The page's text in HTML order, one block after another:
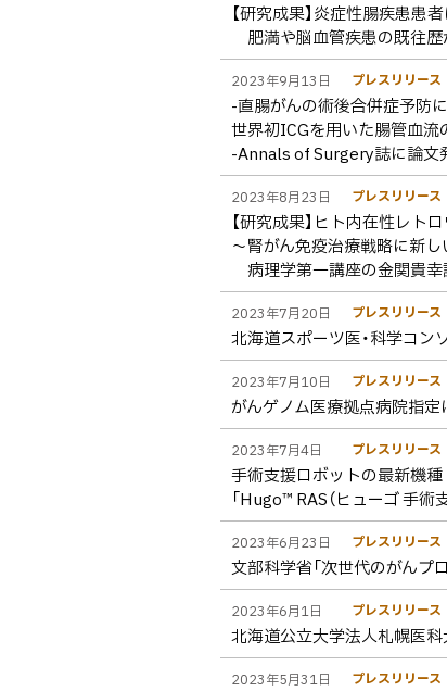
【研究成果】炎症性腸疾患
肥満や脳血管疾患の既往歴
2023年9月13日 プレスリリース
-直腸がんの術後合併症予防に
世界初ICGを用いた腸管血
-Annals of Surgery誌に論文発
2023年8月23日 プレスリリース
【研究成果】ヒト内在性レ
～腎がん免疫治療戦略に新
病理学第一講座の金関貴幸
2023年7月20日 プレスリリース
北海道スポーツ医・科学コン
2023年7月10日 プレスリリース
がんゲノム医療拠点病院指
2023年7月4日 プレスリリース
手術支援ロボットの最新機種
「Hugo™ RAS（ヒューゴ 手
2023年6月23日 プレスリリース
文部科学省「次世代のがんプ
2023年6月1日 プレスリリース
北海道公立大学法人札幌医
2023年5月31日 プレスリリース